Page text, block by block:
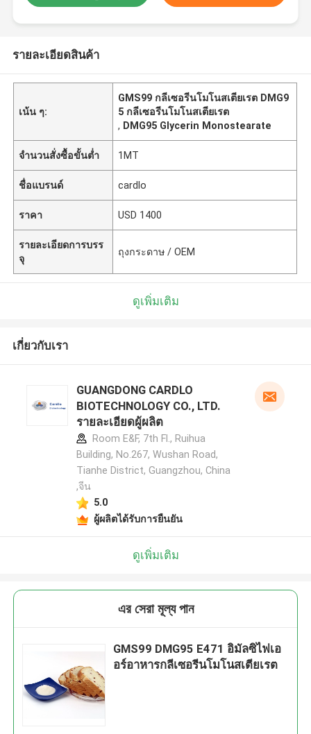
รายละเอียดสินค้า
เน้น ๆ:
GMS99 กลีเซอรีนโมโนสเตียเรต DMG9
5 กลีเซอรีนโมโนสเตียเรต
, DMG95 Glycerin Monostearate
จำนวนสั่งซื้อขั้นต่ำ 1MT
ชื่อแบรนด์ cardlo
ราคา USD 1400
รายละเอียดการบรร
จุ
ถุงกระดาษ / OEM
ดูเพิ่มเติม
เกี่ยวกับเรา
GUANGDONG CARDLO
BIOTECHNOLOGY CO., LTD.
รายละเอียดผู้ผลิต
Room E&F, 7th Fl., Ruihua
Building, No.267, Wushan Road,
Tianhe District, Guangzhou, China
,จีน
5.0
ผู้ผลิตได้รับการยืนยัน
ดูเพิ่มเติม
এর সেরা মূল্য পান
GMS99 DMG95 E471 อิมัลซิไฟเอ
อร์อาหารกลีเซอรีนโมโนสเตียเรต